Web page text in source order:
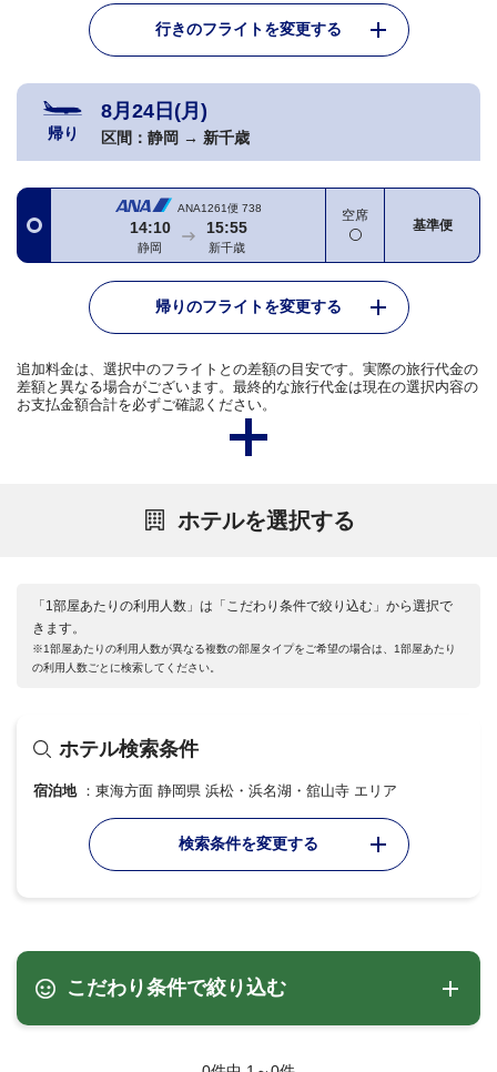
行きのフライトを変更する
帰り
8月24日(月)
区間： 静岡 → 新千歳
ANA1261便 738
14:10
静岡
15:55
新千歳
空席
基準便
帰りのフライトを変更する
追加料金は、選択中のフライトとの差額の目安です。実際の旅行代金の
差額と異なる場合がございます。最終的な旅行代金は現在の選択内容の
お支払金額合計を必ずご確認ください。
ホテルを選択する
「1部屋あたりの利用人数」は「こだわり条件で絞り込む」から選択で
きます。
※1部屋あたりの利用人数が異なる複数の部屋タイプをご希望の場合は、1部屋あたり
の利用人数ごとに検索してください。
ホテル検索条件
宿泊地 東海方面 静岡県 浜松・浜名湖・舘山寺 エリア
検索条件を変更する
こだわり条件で絞り込む